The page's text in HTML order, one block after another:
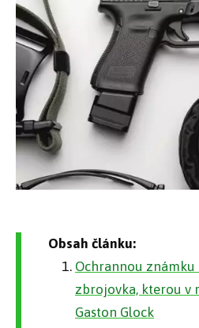
Obsah článku:
Ochrannou známku
zbrojovka, kterou v
Gaston Glock